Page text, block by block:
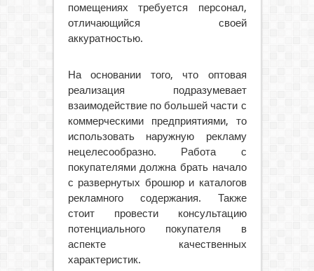
помещениях требуется персонал,
отличающийся своей
аккуратностью.
На основании того, что оптовая
реализация подразумевает
взаимодействие по большей части с
коммерческими предприятиями, то
использовать наружную рекламу
нецелесообразно. Работа с
покупателями должна брать начало
с развернутых брошюр и каталогов
рекламного содержания. Также
стоит провести консультацию
потенциального покупателя в
аспекте качественных
характеристик.